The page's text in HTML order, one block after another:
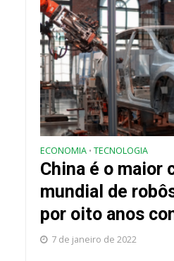
ECONOMIA • TECNOLOGIA
China é o maior
mundial de
por oito anos
7 de janeiro de 2022